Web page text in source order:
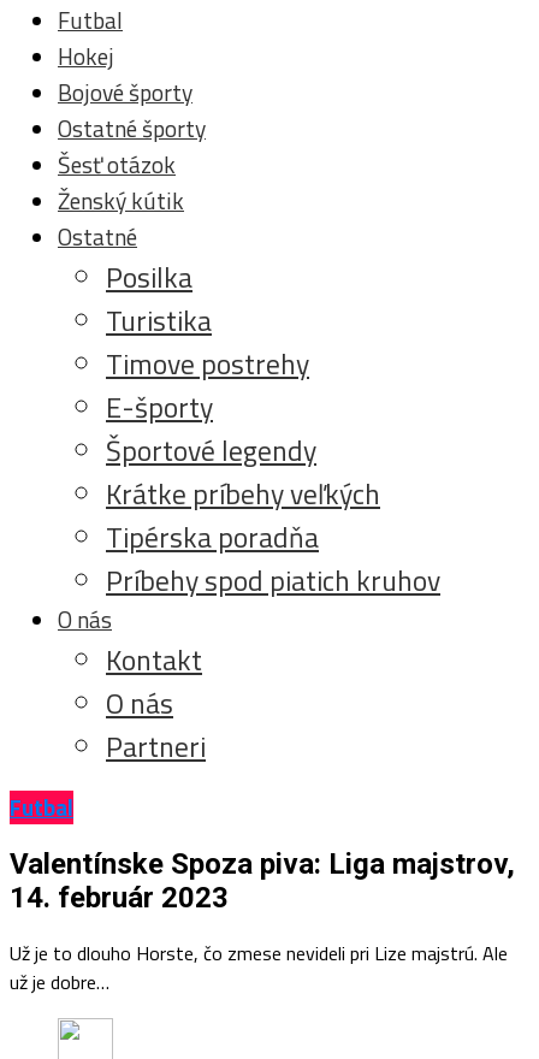
Futbal
Hokej
Bojové športy
Ostatné športy
Šesť otázok
Ženský kútik
Ostatné
Posilka
Turistika
Timove postrehy
E-športy
Športové legendy
Krátke príbehy veľkých
Tipérska poradňa
Príbehy spod piatich kruhov
O nás
Kontakt
O nás
Partneri
Futbal
Valentínske Spoza piva: Liga majstrov,
14. február 2023
Už je to dlouho Horste, čo zmese nevideli pri Lize majstrú. Ale
už je dobre…